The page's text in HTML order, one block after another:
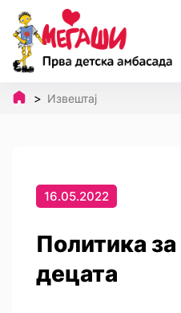
Извештај
16.05.2022
Политика
децата